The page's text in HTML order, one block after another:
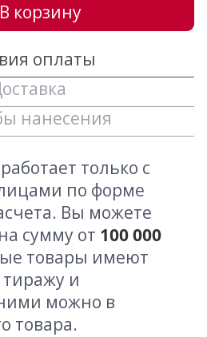
В корзину
оплаты
нанесения
только с
по форме
Вы можете
сумму от 100 000
товары имеют
и
можно в
товара.